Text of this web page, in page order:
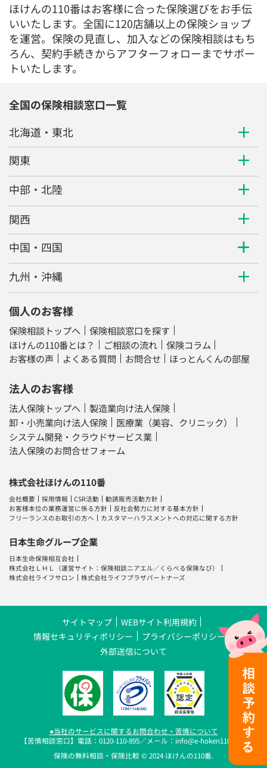
ほけんの110番はお客様に合った保険選びをお手伝
いいたします。全国に120店舗以上の保険ショップ
を運営。保険の見直し、加入などの保険相談はもち
ろん、契約手続きからアフターフォローまでサポー
トいたします。
全国の保険相談窓口一覧
北海道・東北
関東
中部・北陸
関西
中国・四国
九州・沖縄
個人のお客様
保険相談トップへ
保険相談窓口を探す
ほけんの110番とは？
ご相談の流れ
保険コラム
お客様の声
よくある質問 お問合せ ほっとんくんの部屋
法人のお客様
法人保険トップへ
製造業向け法人保険
卸・小売業向け法人保険
医療業（美容、クリニック）
システム開発・クラウドサービス業
法人保険のお問合せフォーム
株式会社ほけんの110番
会社概要 採用情報 CSR活動
勧誘販売活動方針
お客様本位の業務運営に係る方針
反社会勢力に対する基本方針
フリーランスのお取引の方へ
カスタマーハラスメントへの対応に関する方針
日本生命グループ企業
日本生命保険相互会社
株式会社ＬＨＬ （運営サイト：保険相談ニアエル／ くらべる保険なび）
株式会社ライフサロン
株式会社ライフプラザパートナーズ
サイトマップ
WEBサイト利用規約
情報セキュリティポリシー
プライバシーポリシー
外部送信について
●当社のサービスに関するお問合わせ・苦情について
【苦情相談窓口】電話：0120-110-895／メール：info@e-hoken110.com
保険の無料相談・保険比較 © 2024 ほけんの110番.